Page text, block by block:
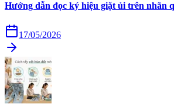
Hướng dẫn đọc ký hiệu giặt ủi trên nhãn
17/05/2026